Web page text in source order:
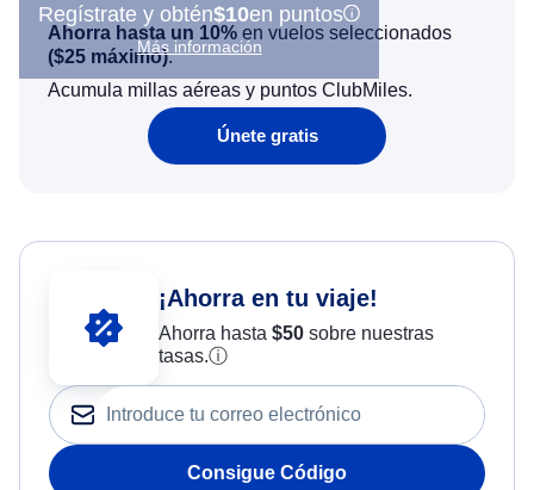
Regístrate y obtén$10en puntos
Más información
Ahorra hasta un 10% en vuelos seleccionados
($25 máximo).
Acumula millas aéreas y puntos ClubMiles.
Únete gratis
¡Ahorra en tu viaje!
Ahorra hasta $50sobre nuestras
tasas.ⓘ
Consigue Código